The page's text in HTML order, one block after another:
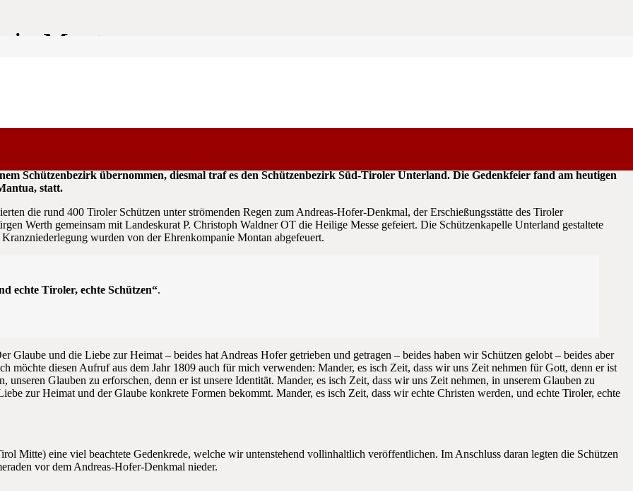
Mantua
Schützenbezirk übernommen, diesmal traf es den Schützenbezirk Süd-Tiroler Unterland. Die Gedenkfeier fand am heutigen
statt.
die rund 400 Tiroler Schützen unter strömenden Regen zum Andreas-Hofer-Denkmal, der Erschießungsstätte des Tiroler
Werth gemeinsam mit Landeskurat P. Christoph Waldner OT die Heilige Messe gefeiert. Die Schützenkapelle Unterland gestaltete
wurden von der Ehrenkompanie Montan abgefeuert.
echte Tiroler, echte Schützen“.
Glaube und die Liebe zur Heimat – beides hat Andreas Hofer getrieben und getragen – beides haben wir Schützen gelobt – beides aber
möchte diesen Aufruf aus dem Jahr 1809 auch für mich verwenden: Mander, es isch Zeit, dass wir uns Zeit nehmen für Gott, denn er ist
Glauben zu erforschen, denn er ist unsere Identität. Mander, es isch Zeit, dass wir uns Zeit nehmen, in unserem Glauben zu
zur Heimat und der Glaube konkrete Formen bekommt. Mander, es isch Zeit, dass wir echte Christen werden, und echte Tiroler, echte
Mitte) eine viel beachtete Gedenkrede, welche wir untenstehend vollinhaltlich veröffentlichen. Im Anschluss daran legten die Schützen
vor dem Andreas-Hofer-Denkmal nieder.